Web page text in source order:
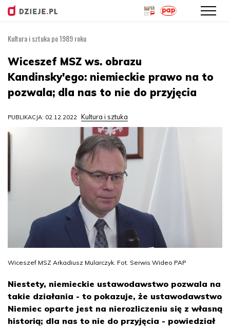
treści
Kultura i sztuka po 1989 roku
Wiceszef MSZ ws. obrazu
Kandinsky'ego: niemieckie prawo na to
pozwala; dla nas to nie do przyjęcia
PUBLIKACJA: 02.12.2022 Kultura i sztuka
Wiceszef MSZ Arkadiusz Mularczyk. Fot. Serwis Wideo PAP
Niestety, niemieckie ustawodawstwo pozwala na
takie działania - to pokazuje, że ustawodawstwo
Niemiec oparte jest na nierozliczeniu się z własną
historią; dla nas to nie do przyjęcia - powiedział